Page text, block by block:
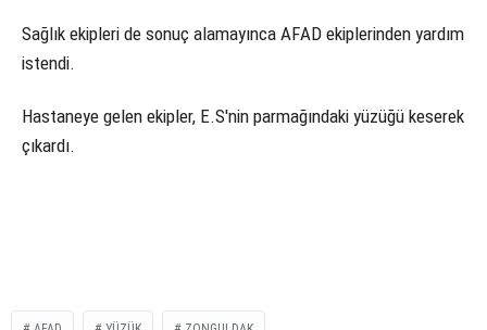
Sağlık ekipleri de sonuç alamayınca AFAD ekiplerinden yardım
istendi.
Hastaneye gelen ekipler, E.S'nin parmağındaki yüzüğü keserek
çıkardı.